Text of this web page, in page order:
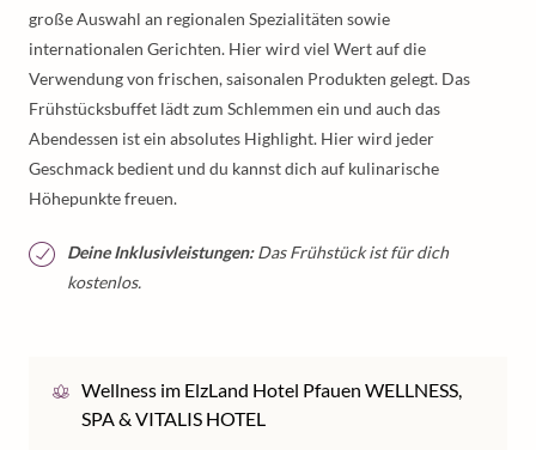
große Auswahl an regionalen Spezialitäten sowie
internationalen Gerichten. Hier wird viel Wert auf die
Verwendung von frischen, saisonalen Produkten gelegt. Das
Frühstücksbuffet lädt zum Schlemmen ein und auch das
Abendessen ist ein absolutes Highlight. Hier wird jeder
Geschmack bedient und du kannst dich auf kulinarische
Höhepunkte freuen.
Deine Inklusivleistungen:Das Frühstück ist für dich
kostenlos.
Wellness im ElzLand Hotel Pfauen WELLNESS,
SPA & VITALIS HOTEL